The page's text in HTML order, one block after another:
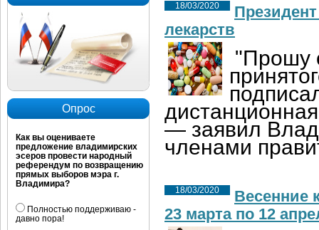
Опрос
Как вы оцениваете
предложение владимирских
эсеров провести народный
референдум по возвращению
прямых выборов мэра г.
Владимира?
Полностью поддерживаю -
давно пора!
18/03/2020
лекарств
"Прошу
— заявил
членами
18/03/2020
Весенние
23 марта по 12